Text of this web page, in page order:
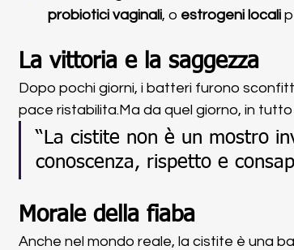
probiotici vaginali, o estrogeni locali
La vittoria e la saggezza
Dopo pochi giorni, i batteri furono
pace ristabilita.Ma da quel giorno, in
“La cistite non è un mostro
conoscenza, rispetto e
Morale della fiaba
Anche nel mondo reale, la cistite è una